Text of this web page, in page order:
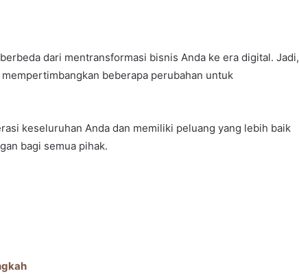
dari mentransformasi bisnis Anda ke era digital. Jadi,
beberapa perubahan untuk
keseluruhan Anda dan memiliki peluang yang lebih baik
bagi semua pihak.